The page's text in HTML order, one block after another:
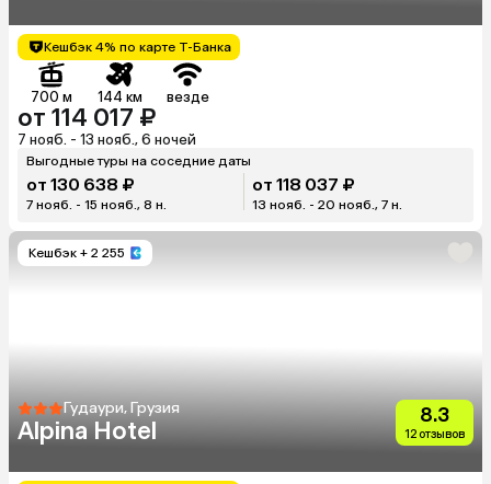
Кешбэк 4% по карте Т-Банка
700 м 144 км везде
от 114 017 ₽
7 нояб. - 13 нояб., 6 ночей
Выгодные туры на соседние даты
от 130 638 ₽
7 нояб. - 15 нояб., 8 н.
от 118 037 ₽
13 нояб. - 20 нояб., 7 н.
Кешбэк + 2 255
Гудаури, Грузия
Alpina Hotel
8.3
12 отзывов